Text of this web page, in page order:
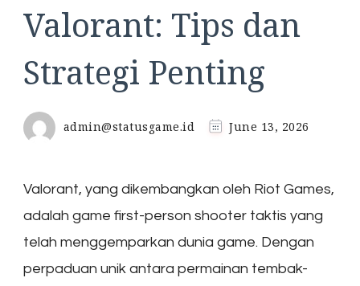
Valorant: Tips dan
Strategi Penting
admin@statusgame.id June 13, 2026
Valorant, yang dikembangkan oleh Riot Games,
adalah game first-person shooter taktis yang
telah menggemparkan dunia game. Dengan
perpaduan unik antara permainan tembak-